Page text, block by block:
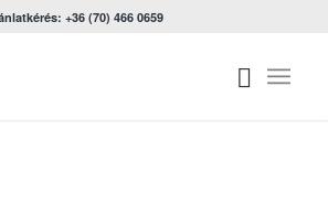
+36 (70) 466 0659